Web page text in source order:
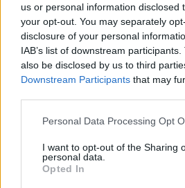
us or personal information disclosed
your opt-out. You may separately
disclosure of your personal
IAB’s list of downstream
also be disclosed by us to third
Downstream Participants that may
Personal Data Processing Opt
I want to opt-out of the Sharing
personal data.
Opted In